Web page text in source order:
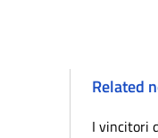
Related
I vincitori